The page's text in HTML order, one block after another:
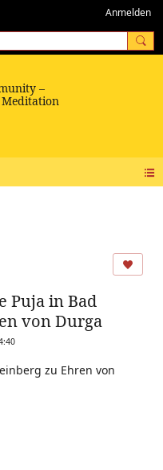
Anmelden
Puja in Bad
von Durga
zu Ehren von